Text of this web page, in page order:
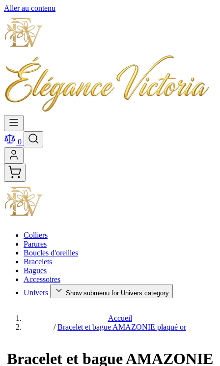
Aller au contenu
0
Colliers
Parures
Boucles d'oreilles
Bracelets
Bagues
Accessoires
Univers
Show submenu for Univers category
Accueil
/ Bracelet et bague AMAZONIE plaqué or
Bracelet et bague AMAZONIE